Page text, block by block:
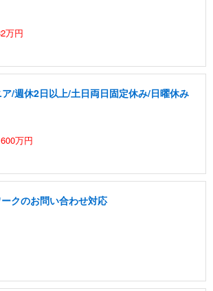
万円
/週休2日以上/土日両日固定休み/日曜休み
万円
クのお問い合わせ対応